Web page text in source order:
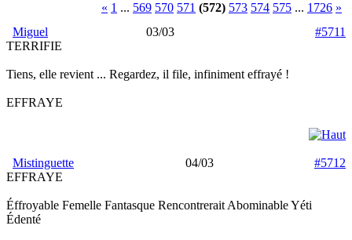
« 1 ... 569 570 571 (572) 573 574 575 ... 1726 »
Miguel
03/03
#5711
TERRIFIE
Tiens, elle revient ... Regardez, il file, infiniment effrayé !
EFFRAYE
Mistinguette 04/03
#5712
EFFRAYE
Éffroyable Femelle Fantasque Rencontrerait Abominable Yéti
Édenté